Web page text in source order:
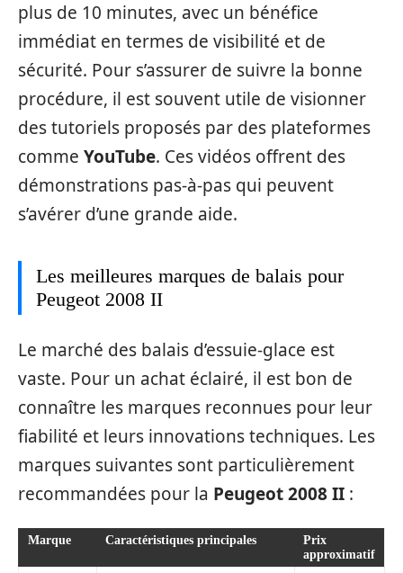
plus de 10 minutes, avec un bénéfice
immédiat en termes de visibilité et de
sécurité. Pour s’assurer de suivre la bonne
procédure, il est souvent utile de visionner
des tutoriels proposés par des plateformes
comme YouTube. Ces vidéos offrent des
démonstrations pas-à-pas qui peuvent
s’avérer d’une grande aide.
Les meilleures marques de balais pour
Peugeot 2008 II
Le marché des balais d’essuie-glace est
vaste. Pour un achat éclairé, il est bon de
connaître les marques reconnues pour leur
fiabilité et leurs innovations techniques. Les
marques suivantes sont particulièrement
recommandées pour la Peugeot 2008 II :
Marque Caractéristiques principales
Prix
approximatif